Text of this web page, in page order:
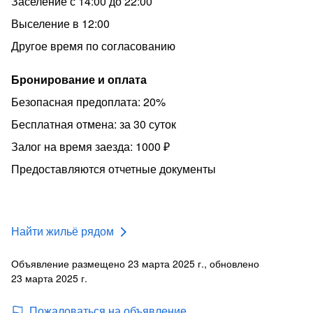
наличии свободных дат ⏰.
Важно знать:
Курение в квартире строго запрещено. Проведение
допускается. ⚠️ В случае нарушения тишины –
немедленное выселение без возврата оплаты.
С нетерпением ждём встречи с вами! Почувствуйте
себя как дома в нашей уютной студии!
Возможно вы искали: хостел койка дешевле жилье
посуточно ярмарка выставка больница областная
квартиру
Выселение в 12:00
Другое время по согласованию
Бронирование и оплата
Безопасная предоплата: 20%
Бесплатная отмена: за 30 суток
Залог на время заезда: 1000 ₽
Предоставляются отчетные документы
Найти жильё рядом
Объявление размещено 23 марта 2025 г., обновлено
23 марта 2025 г.